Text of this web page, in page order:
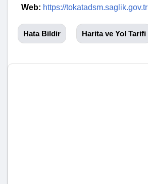
Web: https://tokatadsm.saglik.gov.tr
Hata Bildir Harita ve Yol Tarifi